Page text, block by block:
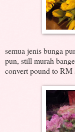
semua jenis bunga
pun, still murah
convert pound to